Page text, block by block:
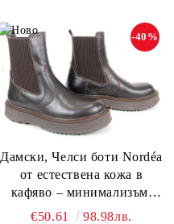
Дамски, Челси боти Nordéa
от естествена кожа в
кафяво – минимализъм,
комфорт и стил
-40%
€50.61 98.98лв.